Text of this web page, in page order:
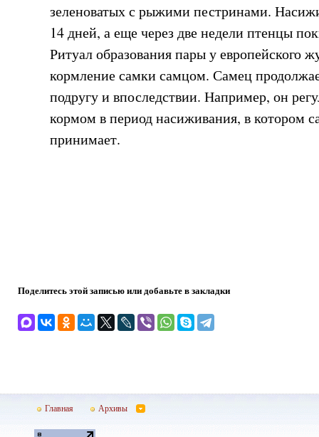
зеленоватых с рыжими пестринами.
14 дней, а еще через две недели птенцы
Ритуал образования пары у европейского
кормление самки самцом. Самец
подругу и впоследствии. Например, он
кормом в период насиживания, в котором
принимает.
Поделитесь этой записью или добавьте в закладки
Главная Архивы